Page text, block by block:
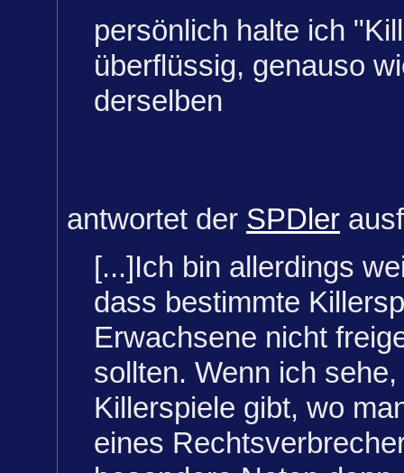
persönlich halte ich
überflüssig, genauso
derselben
antwortet der SPDler
[...]Ich bin allerdings
dass bestimmte
Erwachsene nicht
sollten. Wenn ich
Killerspiele gibt, wo
eines